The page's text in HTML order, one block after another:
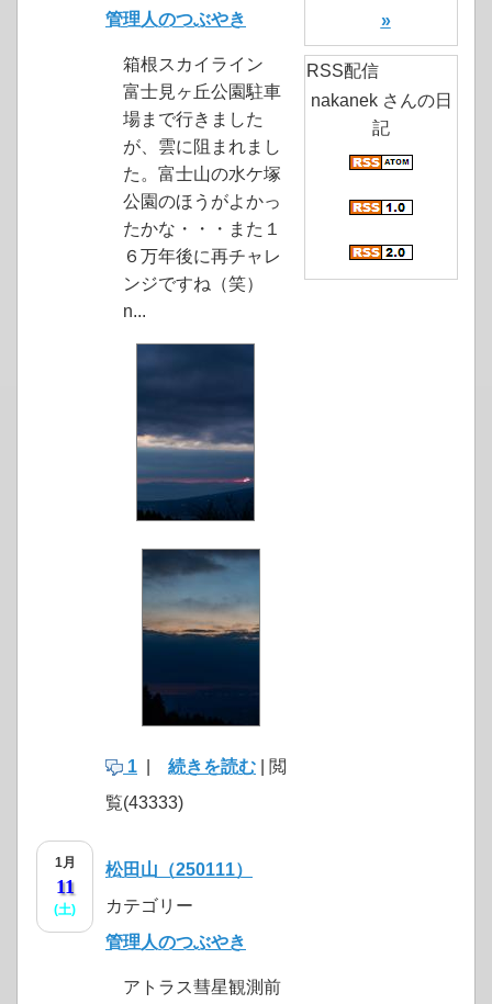
管理人のつぶやき
箱根スカイライン
富士見ヶ丘公園駐車
場まで行きました
が、雲に阻まれまし
た。富士山の水ケ塚
公園のほうがよかっ
たかな・・・また１
６万年後に再チャレ
ンジですね（笑）
n...
1 続きを読む | 閲
覧(43333)
1月
11
(土)
松田山（250111）
カテゴリー
管理人のつぶやき
アトラス彗星観測前
»
RSS配信
nakanek さんの日
記